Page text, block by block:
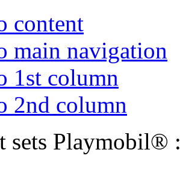
content
main navigation
1st column
2nd column
sets Playmobil®